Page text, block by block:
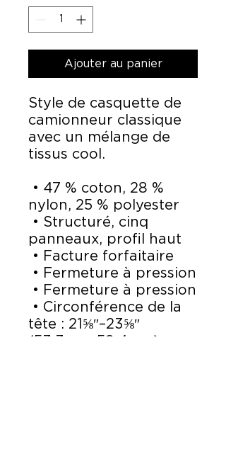
Ajouter au panier
Style de casquette de
camionneur classique
avec un mélange de
tissus cool.
nylon, 25 % polyester
panneaux, profil haut
• Facture forfaitaire
• Fermeture à pression
• Fermeture à pression
tête : 21⅝″–23⅝″